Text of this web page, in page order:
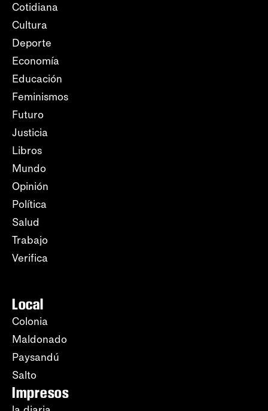
Cotidiana
Cultura
Deporte
Economía
Educación
Feminismos
Futuro
Justicia
Libros
Mundo
Opinión
Política
Salud
Trabajo
Verifica
Local
Colonia
Maldonado
Paysandú
Salto
Impresos